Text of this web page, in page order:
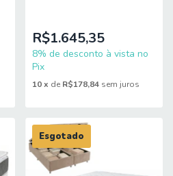
R$1.645,35
8% de desconto à vista no
Pix
10 x de R$178,84 sem juros
Esgotado